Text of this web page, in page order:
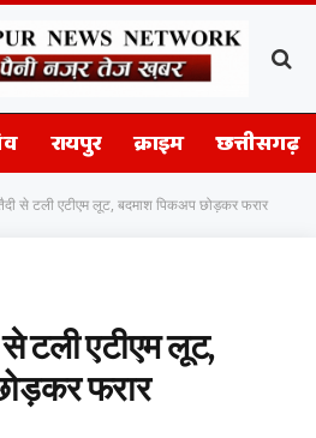
रायपुर क्राइम छत्तीसगढ़
से टली एटीएम लूट, बदमाश पिकअप छोड़कर फरार
टली एटीएम लूट,
फरार